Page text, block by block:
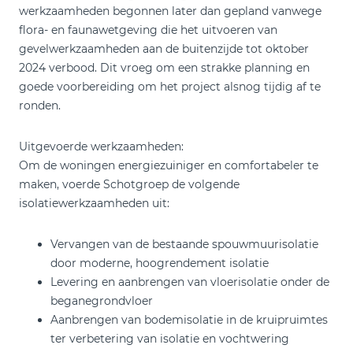
werkzaamheden begonnen later dan gepland vanwege
flora- en faunawetgeving die het uitvoeren van
gevelwerkzaamheden aan de buitenzijde tot oktober
2024 verbood. Dit vroeg om een strakke planning en
goede voorbereiding om het project alsnog tijdig af te
ronden.
Uitgevoerde werkzaamheden:
Om de woningen energiezuiniger en comfortabeler te
maken, voerde Schotgroep de volgende
isolatiewerkzaamheden uit:
Vervangen van de bestaande spouwmuurisolatie
door moderne, hoogrendement isolatie
Levering en aanbrengen van vloerisolatie onder de
beganegrondvloer
Aanbrengen van bodemisolatie in de kruipruimtes
ter verbetering van isolatie en vochtwering